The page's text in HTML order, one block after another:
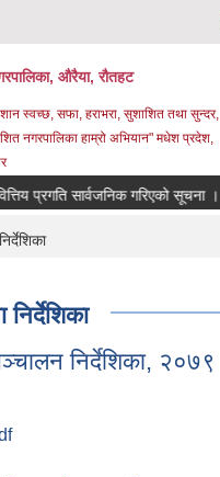
औरैया, रौतहट
स्वच्छ, सफा, हराभरा, सुशाशित तथा सुन्दर,
नगरपालिका हाम्रो अभियान" मधेश प्रदेश,
प्रगति सार्वजनिक गरिएको सूचना ।
निर्देशिका, २०७९